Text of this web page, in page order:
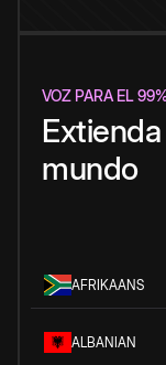
VOZ PARA EL
mundo
AFRIKAANS
ALBANIAN